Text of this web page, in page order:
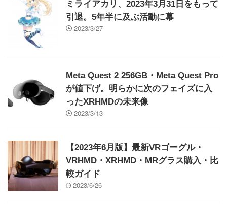
ミライアカリ、2023年3月31日をもって
引退。5年半に及ぶ活動に幕
2023/3/27
Meta Quest 2 256GB・Meta Quest Pro
が値下げ。明らかに次のフェイズに入
ったXRHMDの未来像
2023/3/13
【2023年6月版】最新VRゴーグル・
VRHMD・XRHMD・MRグラス購入・比
較ガイド
2023/6/26